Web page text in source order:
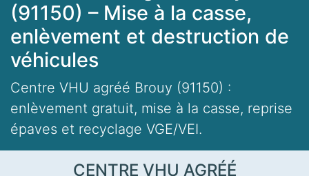
(91150) – Mise à la casse,
enlèvement et destruction de
véhicules
Centre VHU agréé Brouy (91150) :
enlèvement gratuit, mise à la casse, reprise
épaves et recyclage VGE/VEI.
CENTRE VHU AGRÉÉ